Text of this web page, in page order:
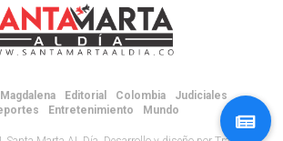
Magdalena Editorial Colombia
Judiciales
Entretenimiento Mundo